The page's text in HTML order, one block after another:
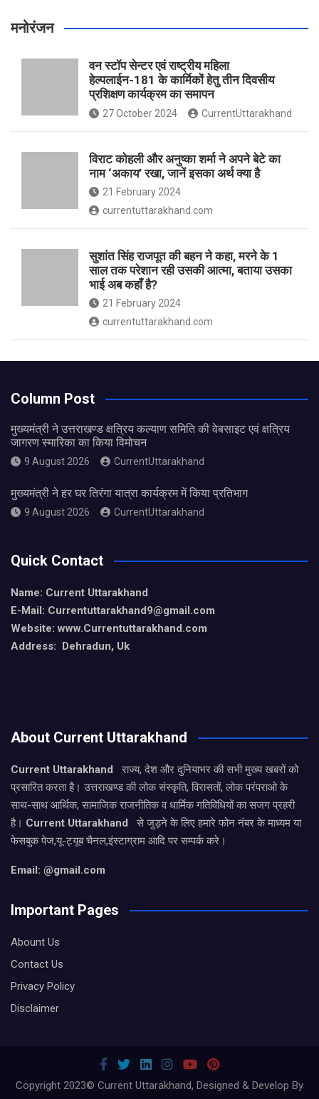
मनोरंजन
वन स्टॉप सेन्टर एवं राष्ट्रीय महिला
हेल्पलाईन-181 के कार्मिकों हेतु तीन दिवसीय
प्रशिक्षण कार्यक्रम का समापन
27 October 2024 CurrentUttarakhand
विराट कोहली और अनुष्का शर्मा ने अपने बेटे का
नाम ‘अकाय’ रखा, जानें इसका अर्थ क्‍या है
21 February 2024
currentuttarakhand.com
सुशांत सिंह राजपूत की बहन ने कहा, मरने के 1
साल तक परेशान रही उसकी आत्मा, बताया उसका
भाई अब कहाँ है?
21 February 2024
currentuttarakhand.com
Column Post
मुख्यमंत्री ने उत्तराखण्ड क्षत्रिय कल्याण समिति की वेबसाइट एवं क्षत्रिय
जागरण स्मारिका का किया विमोचन
9 August 2026 CurrentUttarakhand
मुख्यमंत्री ने हर घर तिरंगा यात्रा कार्यक्रम में किया प्रतिभाग
9 August 2026 CurrentUttarakhand
Quick Contact
Name: Current Uttarakhand
E-Mail: Currentuttarakhand9@gmail.com
Website: www.Currentuttarakhand.com
Address: Dehradun, Uk
About Current Uttarakhand
Current Uttarakhand
राज्य, देश और दुनियाभर की सभी मुख्य खबरों को
प्रसारित करता है। उत्तराखण्ड की लोक संस्कृति, विरासतों, लोक परंपराओ के
साथ-साथ आर्थिक, सामाजिक राजनीतिक व धार्मिक गतिविधियों का सजग प्रहरी
है। Current Uttarakhand
से जुड़ने के लिए हमारे फोन नंबर के माध्यम या
फेसबुक पेज,यू-ट्यूब चैनल,इंस्टाग्राम आदि पर सम्पर्क करे।
Email: @gmail.com
Important Pages
Abount Us
Contact Us
Privacy Policy
Disclaimer
Copyright 2023© Current Uttarakhand, Designed & Develop By